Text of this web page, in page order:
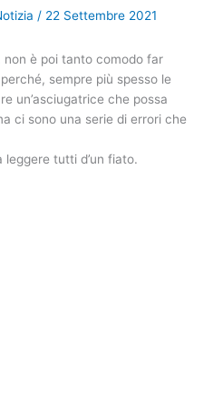
/ 22 Settembre 2021
non è poi tanto comodo far
sempre più spesso le
un’asciugatrice che possa
ci sono una serie di errori che
leggere tutti d’un fiato.